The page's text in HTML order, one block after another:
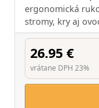
ergonomická
stromy, kry aj
26.95 €
vrátane DPH 23%